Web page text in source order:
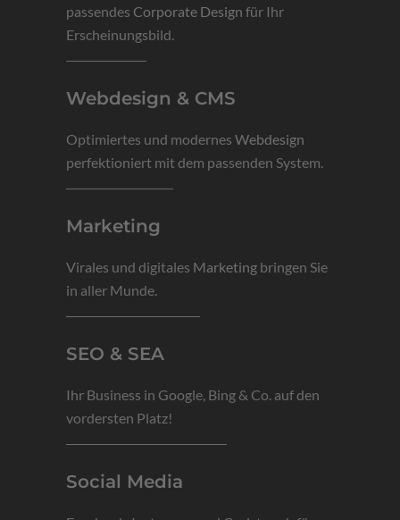
passendes Corporate Design für Ihr
Erscheinungsbild.
Webdesign & CMS
Optimiertes und modernes Webdesign
perfektioniert mit dem passenden System.
Marketing
Virales und digitales Marketing bringen Sie
in aller Munde.
SEO & SEA
Ihr Business in Google, Bing & Co. auf den
vordersten Platz!
Social Media